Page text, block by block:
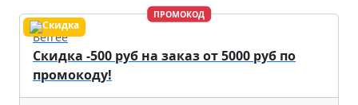
ПРОМОКОД
Befree
Скидка -500 руб на заказ от 5000 руб по
промокоду!